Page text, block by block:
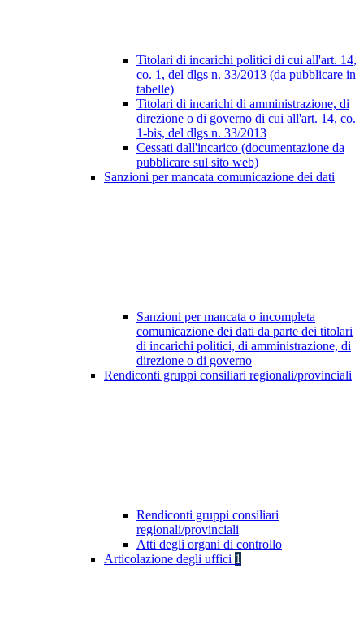
Titolari di incarichi politici di cui all'art. 14,
co. 1, del dlgs n. 33/2013 (da pubblicare in
tabelle)
Titolari di incarichi di amministrazione, di
direzione o di governo di cui all'art. 14, co.
1-bis, del dlgs n. 33/2013
Cessati dall'incarico (documentazione da
pubblicare sul sito web)
Sanzioni per mancata comunicazione dei dati
Sanzioni per mancata o incompleta
comunicazione dei dati da parte dei titolari
di incarichi politici, di amministrazione, di
direzione o di governo
Rendiconti gruppi consiliari regionali/provinciali
Rendiconti gruppi consiliari
regionali/provinciali
Atti degli organi di controllo
Articolazione degli uffici 1